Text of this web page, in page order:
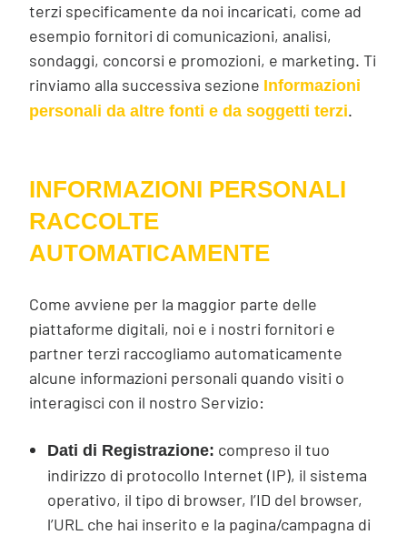
terzi specificamente da noi incaricati, come ad
esempio fornitori di comunicazioni, analisi,
sondaggi, concorsi e promozioni, e marketing. Ti
rinviamo alla successiva sezione Informazioni
personali da altre fonti e da soggetti terzi.
INFORMAZIONI PERSONALI
RACCOLTE
AUTOMATICAMENTE
Come avviene per la maggior parte delle
piattaforme digitali, noi e i nostri fornitori e
partner terzi raccogliamo automaticamente
alcune informazioni personali quando visiti o
interagisci con il nostro Servizio:
Dati di Registrazione: compreso il tuo
indirizzo di protocollo Internet (IP), il sistema
operativo, il tipo di browser, l’ID del browser,
l’URL che hai inserito e la pagina/campagna di